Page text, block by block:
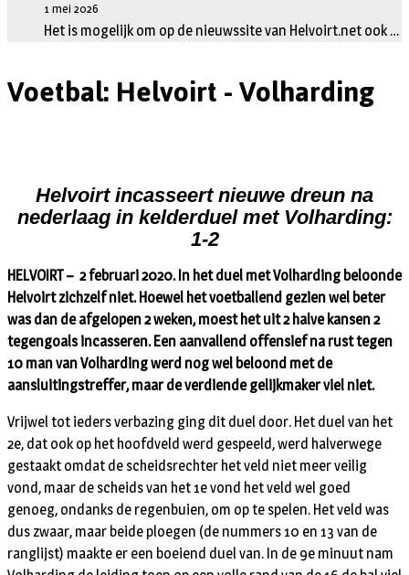
1 mei 2026
Het is mogelijk om op de nieuwssite van Helvoirt.net ook …
Voetbal: Helvoirt - Volharding
Helvoirt incasseert nieuwe dreun na
nederlaag in kelderduel met Volharding:
1-2
HELVOIRT – 2 februari 2020. In het duel met Volharding beloonde
Helvoirt zichzelf niet. Hoewel het voetballend gezien wel beter
was dan de afgelopen 2 weken, moest het uit 2 halve kansen 2
tegengoals incasseren. Een aanvallend offensief na rust tegen
10 man van Volharding werd nog wel beloond met de
aansluitingstreffer, maar de verdiende gelijkmaker viel niet.
Vrijwel tot ieders verbazing ging dit duel door. Het duel van het
2e, dat ook op het hoofdveld werd gespeeld, werd halverwege
gestaakt omdat de scheidsrechter het veld niet meer veilig
vond, maar de scheids van het 1e vond het veld wel goed
genoeg, ondanks de regenbuien, om op te spelen. Het veld was
dus zwaar, maar beide ploegen (de nummers 10 en 13 van de
ranglijst) maakte er een boeiend duel van. In de 9e minuut nam